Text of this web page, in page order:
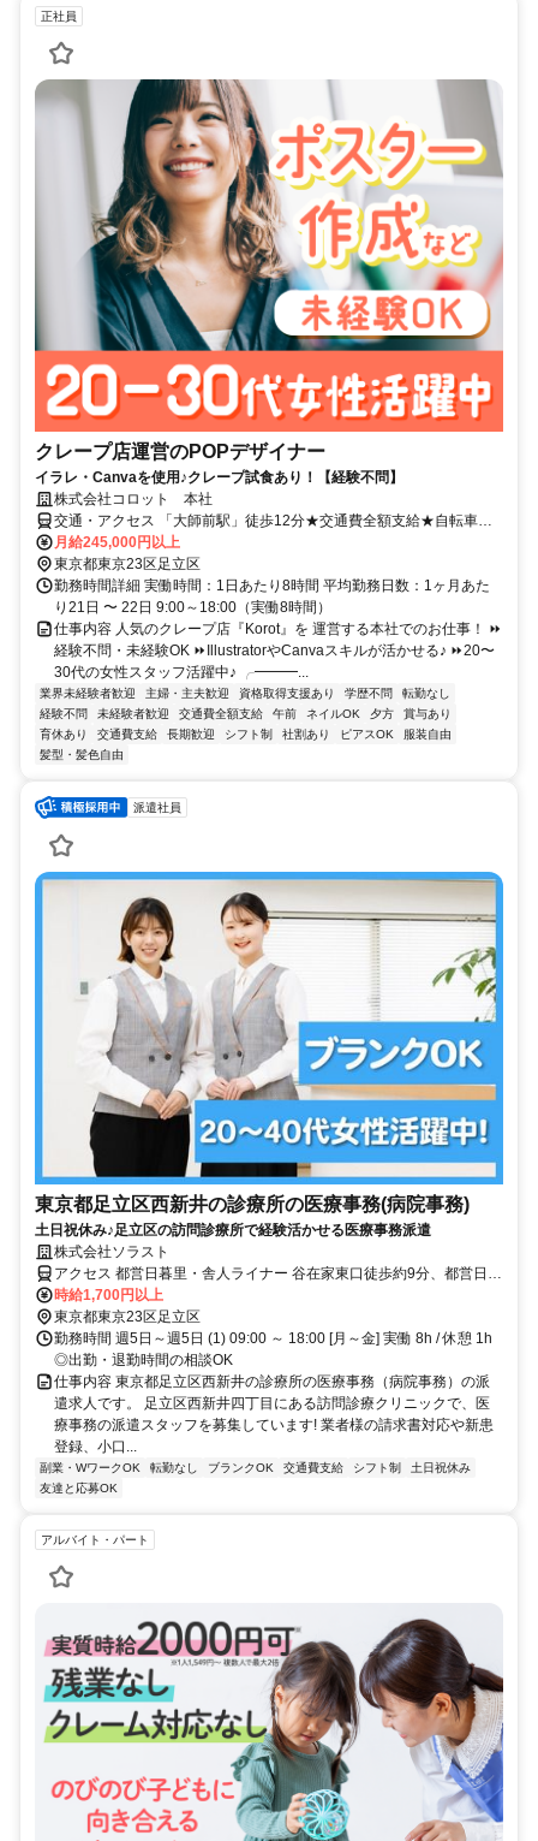
正社員
クレープ店運営のPOPデザイナー
イラレ・Canvaを使用♪クレープ試食あり！【経験不問】
株式会社コロット 本社
交通・アクセス 「大師前駅」徒歩12分★交通費全額支給★自転車通
勤OK
月給245,000円以上
東京都東京23区足立区
勤務時間詳細 実働時間：1日あたり8時間 平均勤務日数：1ヶ月あた
り21日 〜 22日 9:00～18:00（実働8時間）
仕事内容 人気のクレープ店『Korot』を 運営する本社でのお仕事！ ⏩
経験不問・未経験OK ⏩IllustratorやCanvaスキルが活かせる♪ ⏩20〜
30代の女性スタッフ活躍中♪ ╭━━━...
業界未経験者歓迎 主婦・主夫歓迎 資格取得支援あり 学歴不問
転勤なし
経験不問
未経験者歓迎 交通費全額支給 午前 ネイルOK 夕方
賞与あり
育休あり
交通費支給 長期歓迎 シフト制 社割あり ピアスOK
服装自由
髪型・髪色自由
派遣社員
東京都足立区西新井の診療所の医療事務(病院事務)
土日祝休み♪足立区の訪問診療所で経験活かせる医療事務派遣
株式会社ソラスト
アクセス 都営日暮里・舎人ライナー 谷在家東口徒歩約9分、都営日暮
里・舎人ライナー 西新井大師西東口徒歩約15分、東武大師線 大師前
徒歩約17分 「谷在家駅」徒歩15分,自転車通勤可,駐輪場あり,敷地内
全て禁煙
時給1,700円以上
東京都東京23区足立区
勤務時間 週5日～週5日 (1) 09:00 ～ 18:00 [月～金] 実働 8h / 休憩 1h
◎出勤・退勤時間の相談OK
仕事内容 東京都足立区西新井の診療所の医療事務（病院事務）の派
遣求人です。 足立区西新井四丁目にある訪問診療クリニックで、医
療事務の派遣スタッフを募集しています! 業者様の請求書対応や新患
登録、小口...
副業・WワークOK 転勤なし ブランクOK 交通費支給 シフト制
土日祝休み
友達と応募OK
アルバイト・パート